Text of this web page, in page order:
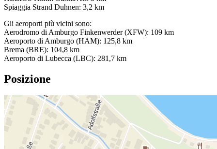
Spiaggia Strand Duhnen: 3,2 km
Gli aeroporti più vicini sono:
Aerodromo di Amburgo Finkenwerder (XFW): 109 km
Aeroporto di Amburgo (HAM): 125,8 km
Brema (BRE): 104,8 km
Aeroporto di Lubecca (LBC): 281,7 km
Posizione